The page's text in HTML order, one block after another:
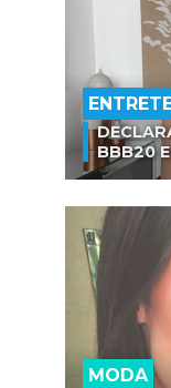
BBB20
MODA